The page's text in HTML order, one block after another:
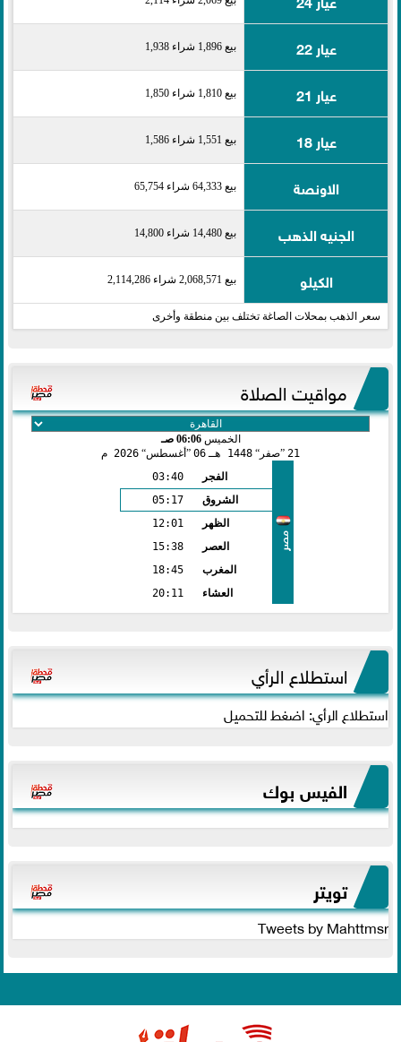
عيار 22 بيع 1,896 شراء 1,938
عيار 21 بيع 1,810 شراء 1,850
عيار 18 بيع 1,551 شراء 1,586
الاونصة بيع 64,333 شراء 65,754
الجنيه الذهب بيع 14,480 شراء 14,800
الكيلو بيع 2,068,571 شراء 2,114,286
سعر الذهب بمحلات الصاغة تختلف بين منطقة وأخرى
مواقيت الصلاة
الخميس06:06 صـ
21 صفر 1448 هـ 06 أغسطس 2026 م
مصر
الفجر
03:40
الشروق
05:17
الظهر
12:01
العصر
15:38
المغرب
18:45
العشاء
20:11
استطلاع الرأي
استطلاع الرأي: اضغط للتحميل
الفيس بوك
تويتر
Tweets by Mahttmsr